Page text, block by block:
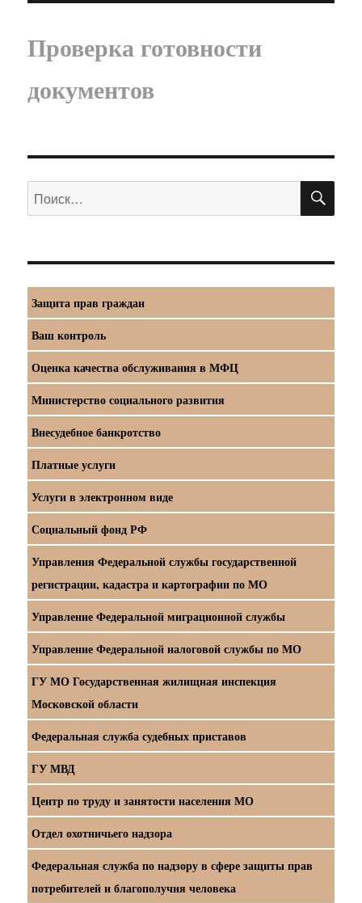
Проверка готовности
документов
Искать:
Защита прав граждан
Ваш контроль
Оценка качества обслуживания в МФЦ
Министерство социального развития
Внесудебное банкротство
Платные услуги
Услуги в электронном виде
Социальный фонд РФ
Управления Федеральной службы государственной
регистрации, кадастра и картографии по МО
Управление Федеральной миграционной службы
Управление Федеральной налоговой службы по МО
ГУ МО Государственная жилищная инспекция
Московской области
Федеральная служба судебных приставов
ГУ МВД
Центр по труду и занятости населения МО
Отдел охотничьего надзора
Федеральная служба по надзору в сфере защиты прав
потребителей и благополучия человека